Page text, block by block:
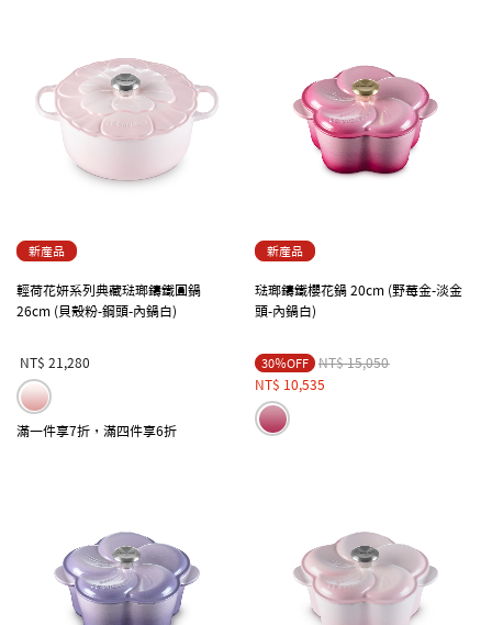
新產品
輕荷花妍系列典藏琺瑯鑄鐵圓鍋
26cm (貝殼粉-鋼頭-內鍋白)
NT$ 21,280
滿一件享7折，滿四件享6折
新產品
琺瑯鑄鐵櫻花鍋 20cm (野莓金-淡金
頭-內鍋白)
30％OFF Price reduced from
NT$ 15,050to
NT$ 10,535